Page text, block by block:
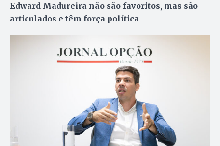
Edward Madureira não são favoritos, mas são
articulados e têm força política